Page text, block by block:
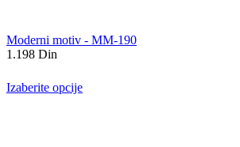
Moderni motiv - MM-190
1.198 Din
Izaberite opcije